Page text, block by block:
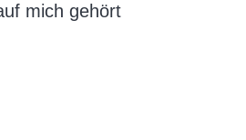
mich gehört